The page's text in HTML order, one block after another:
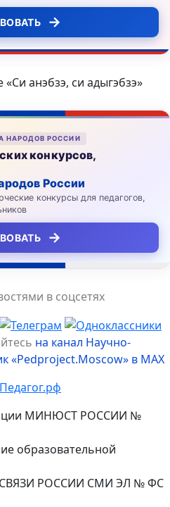
→
анэбзэ, си адыгэбзэ»
НАРОДОВ РОССИИ
конкурсов,
России
конкурсы для педагогов,
→
в соцсетях
на канал Научно-
«Pedproject.Moscow» в MAX
МИНЮСТ РОССИИ №
образовательной
РОССИИ СМИ ЭЛ № ФС